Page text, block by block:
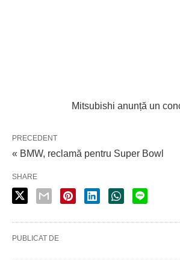
Mitsubishi anunță un
PRECEDENT
« BMW, reclamă pentru Super Bowl
SHARE
PUBLICAT DE